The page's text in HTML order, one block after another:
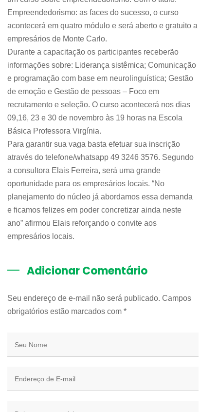
Empreendedorismo: as faces do sucesso, o curso
acontecerá em quatro módulo e será aberto e gratuito a
empresários de Monte Carlo.
Durante a capacitação os participantes receberão
informações sobre: Liderança sistêmica; Comunicação
e programação com base em neurolinguística; Gestão
de emoção e Gestão de pessoas – Foco em
recrutamento e seleção. O curso acontecerá nos dias
09,16, 23 e 30 de novembro às 19 horas na Escola
Básica Professora Virgínia.
Para garantir sua vaga basta efetuar sua inscrição
através do telefone/whatsapp 49 3246 3576. Segundo
a consultora Elais Ferreira, será uma grande
oportunidade para os empresários locais. “No
planejamento do núcleo já abordamos essa demanda
e ficamos felizes em poder concretizar ainda neste
ano” afirmou Elais reforçando o convite aos
empresários locais.
Adicionar Comentário
Seu endereço de e-mail não será publicado. Campos
obrigatórios estão marcados com *